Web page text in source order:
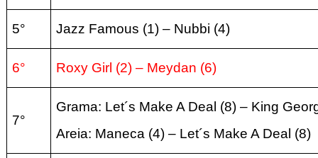
5° Jazz Famous (1) – Nubbi (4)
6° Roxy Girl (2) – Meydan (6)
7°
Grama: Let´s Make A Deal (8) – King
Areia: Maneca (4)– Let´s Make A Deal (8)